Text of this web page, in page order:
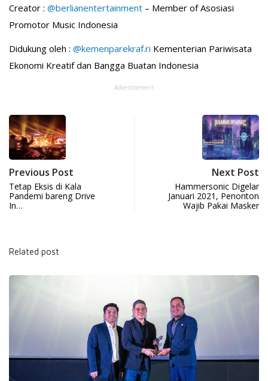
Creator : @berlianentertainment – Member of Asosiasi
Promotor Music Indonesia
Didukung oleh : @kemenparekraf.ri Kementerian Pariwisata
Ekonomi Kreatif dan Bangga Buatan Indonesia
Advertisement
Previous Post
Tetap Eksis di Kala
Pandemi bareng Drive
In…
Next Post
Hammersonic Digelar
Januari 2021, Penonton
Wajib Pakai Masker
Related post